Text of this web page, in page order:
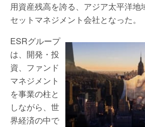
用資産残高を誇る、アジア太平洋地
セットマネジメント会社となった。
ESRグループ
は、開発・投
資、ファンド
マネジメント
を事業の柱と
しながら、世
界経済の中で